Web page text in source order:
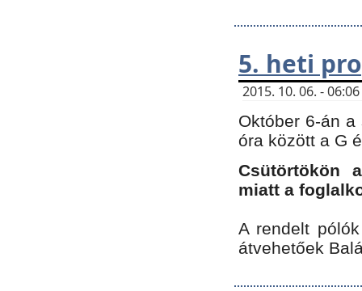
5. heti
2015. 10. 06. -
Október 6-án
óra között a G
Csütörtökön
miatt a
A rendelt
átvehetőek